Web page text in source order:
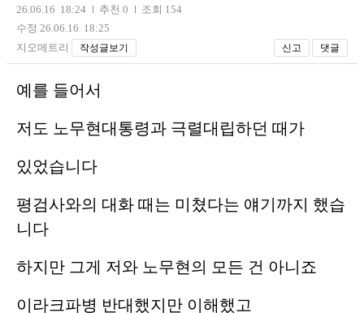
26.06.16 18:24 추천 0
조회 154
수정 26.06.16 18:25
지오메트리
작성글보기 신고 댓글
예를 들어서
저도 노무현대통령과 극렬대립하던 때가
있었습니다
평검사와의 대화 때는 미쳤다는 얘기까지 했습
니다
하지만 그게 저와 노무현의 모든 건 아니죠
이라크파병 반대했지만 이해했고